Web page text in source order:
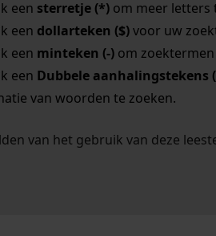
een sterretje (*)om meer letters
een dollarteken ($)voor uw
een minteken (-)om
een Dubbele aanhalingstekens
van woorden te zoeken.
van het gebruik van deze